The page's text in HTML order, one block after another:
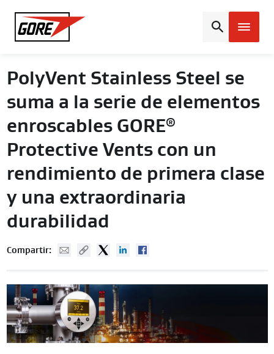
Gore
PolyVent Stainless Steel se
suma a la serie de elementos
enroscables GORE®
Protective Vents con un
rendimiento de primera clase
y una extraordinaria
durabilidad
Compartir: Mail Copy URLTwitterLinked In